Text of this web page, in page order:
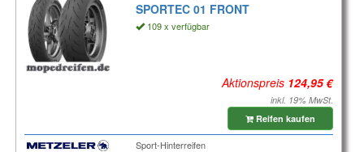
SPORTEC 01 FRONT
109 x verfügbar
Aktionspreis
inkl. 19% MwSt.
Reifen kaufen
Sport-Hinterreifen